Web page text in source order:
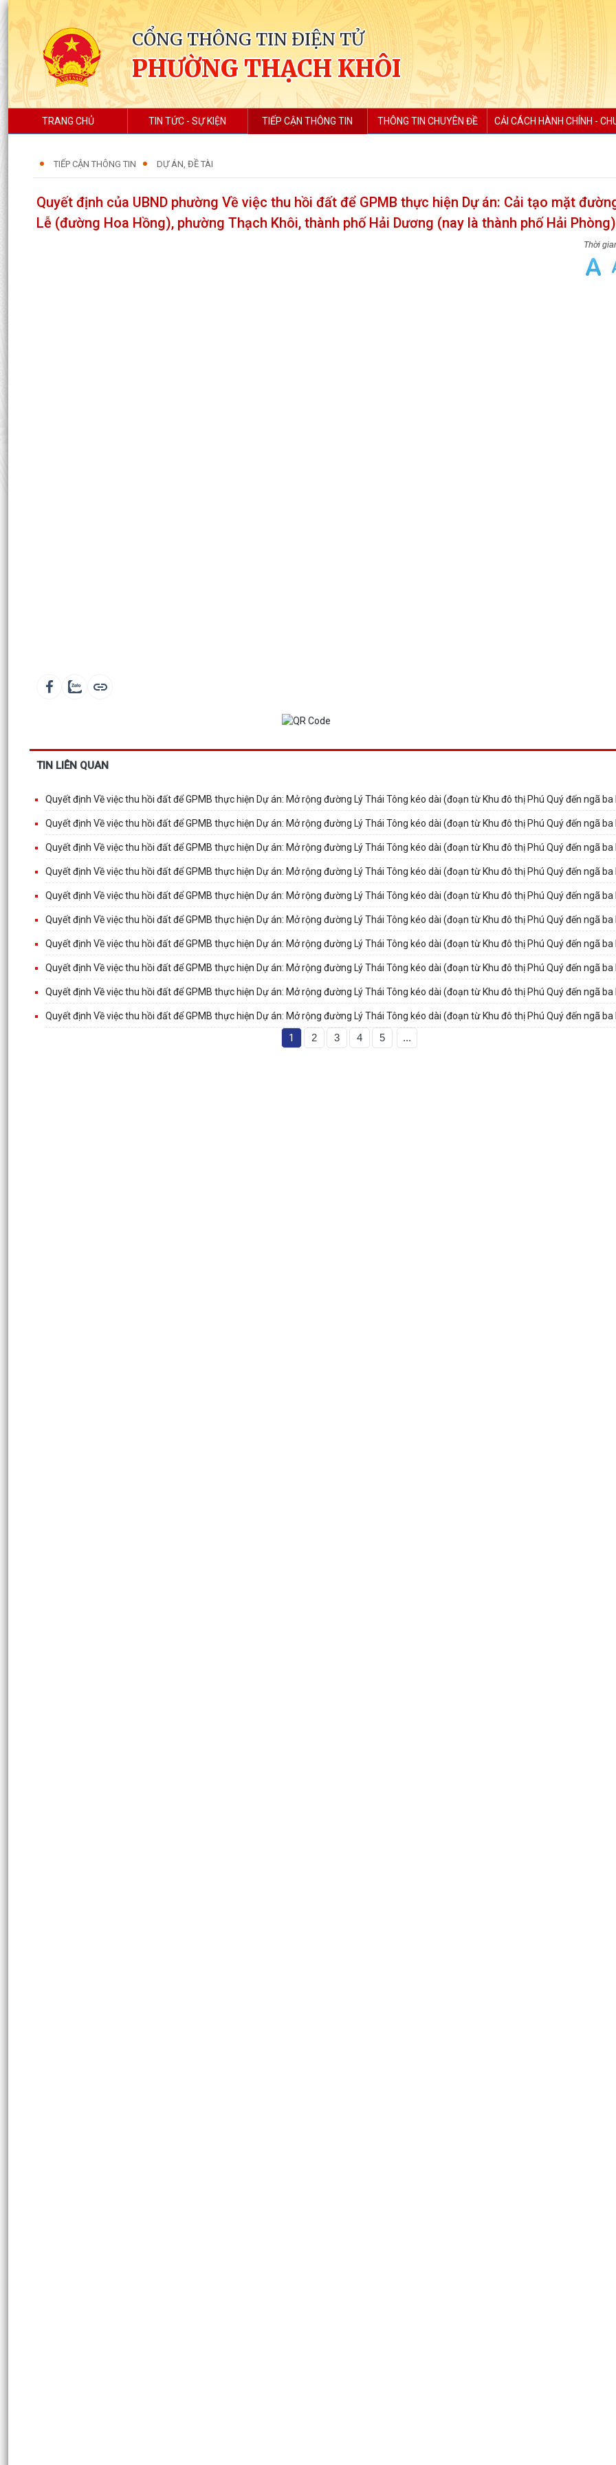
CỔNG THÔNG TIN ĐIỆN TỬ
PHƯỜNG THẠCH KHÔI
TRANG CHỦ TIN TỨC - SỰ KIỆN TIẾP CẬN THÔNG TIN THÔNG TIN CHUYÊN ĐỀ CẢI CÁCH HÀNH CHÍNH -
TIẾP CẬN THÔNG TIN DỰ ÁN, ĐỀ TÀI
Quyết định của UBND phường Về việc thu hồi đất để GPMB thực hiện Dự án: Cải tạo mặt
Lễ (đường Hoa Hồng), phường Thạch Khôi, thành phố Hải Dương (nay là thành phố Hải Phòng)
TIN LIÊN QUAN
Quyết định Về việc thu hồi đất để GPMB thực hiện Dự án: Mở rộng đường Lý Thái Tông kéo dài (đoạn từ Khu đô thị Phú Quý đến ngã ba
Quyết định Về việc thu hồi đất để GPMB thực hiện Dự án: Mở rộng đường Lý Thái Tông kéo dài (đoạn từ Khu đô thị Phú Quý đến ngã ba
Quyết định Về việc thu hồi đất để GPMB thực hiện Dự án: Mở rộng đường Lý Thái Tông kéo dài (đoạn từ Khu đô thị Phú Quý đến ngã ba
Quyết định Về việc thu hồi đất để GPMB thực hiện Dự án: Mở rộng đường Lý Thái Tông kéo dài (đoạn từ Khu đô thị Phú Quý đến ngã ba
Quyết định Về việc thu hồi đất để GPMB thực hiện Dự án: Mở rộng đường Lý Thái Tông kéo dài (đoạn từ Khu đô thị Phú Quý đến ngã ba
Quyết định Về việc thu hồi đất để GPMB thực hiện Dự án: Mở rộng đường Lý Thái Tông kéo dài (đoạn từ Khu đô thị Phú Quý đến ngã ba
Quyết định Về việc thu hồi đất để GPMB thực hiện Dự án: Mở rộng đường Lý Thái Tông kéo dài (đoạn từ Khu đô thị Phú Quý đến ngã ba
Quyết định Về việc thu hồi đất để GPMB thực hiện Dự án: Mở rộng đường Lý Thái Tông kéo dài (đoạn từ Khu đô thị Phú Quý đến ngã ba
Quyết định Về việc thu hồi đất để GPMB thực hiện Dự án: Mở rộng đường Lý Thái Tông kéo dài (đoạn từ Khu đô thị Phú Quý đến ngã ba
Quyết định Về việc thu hồi đất để GPMB thực hiện Dự án: Mở rộng đường Lý Thái Tông kéo dài (đoạn từ Khu đô thị Phú Quý đến ngã ba
1 2 3 4 5 ...